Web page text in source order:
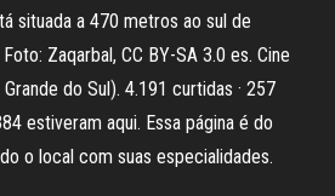
situada a 470 metros ao sul de
Zaqarbal, CC BY-SA 3.0 es. Cine
do Sul). 4.191 curtidas · 257
estiveram aqui. Essa página é do
o local com suas especialidades.